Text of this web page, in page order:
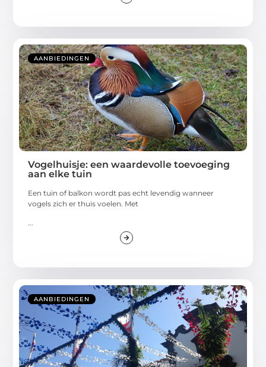
AANBIEDINGEN
Vogelhuisje: een waardevolle toevoeging
aan elke tuin
Een tuin of balkon wordt pas echt levendig wanneer
vogels zich er thuis voelen. Met
...
AANBIEDINGEN